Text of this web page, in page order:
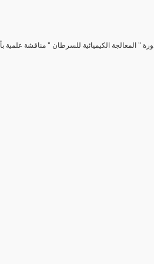
" المعالجة الكيميائية للسرطان " مناقشة